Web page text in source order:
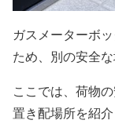
ガスメーターボ
ため、別の安全
ここでは、荷物
置き配場所を紹介